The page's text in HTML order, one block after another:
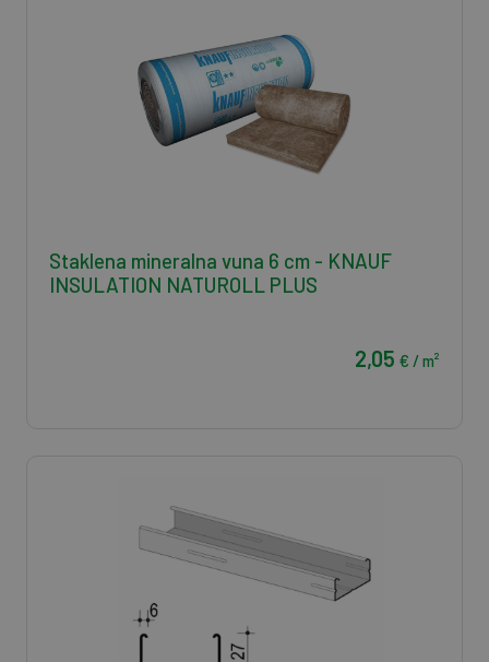
Staklena mineralna vuna 6 cm - KNAUF
INSULATION NATUROLL PLUS
2,05 € / m²